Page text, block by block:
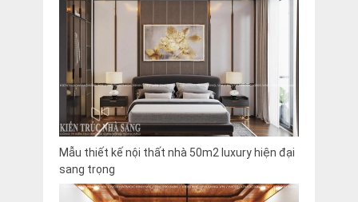
Mẫu thiết kế nội thất nhà 50m2 luxury hiện đại
sang trọng